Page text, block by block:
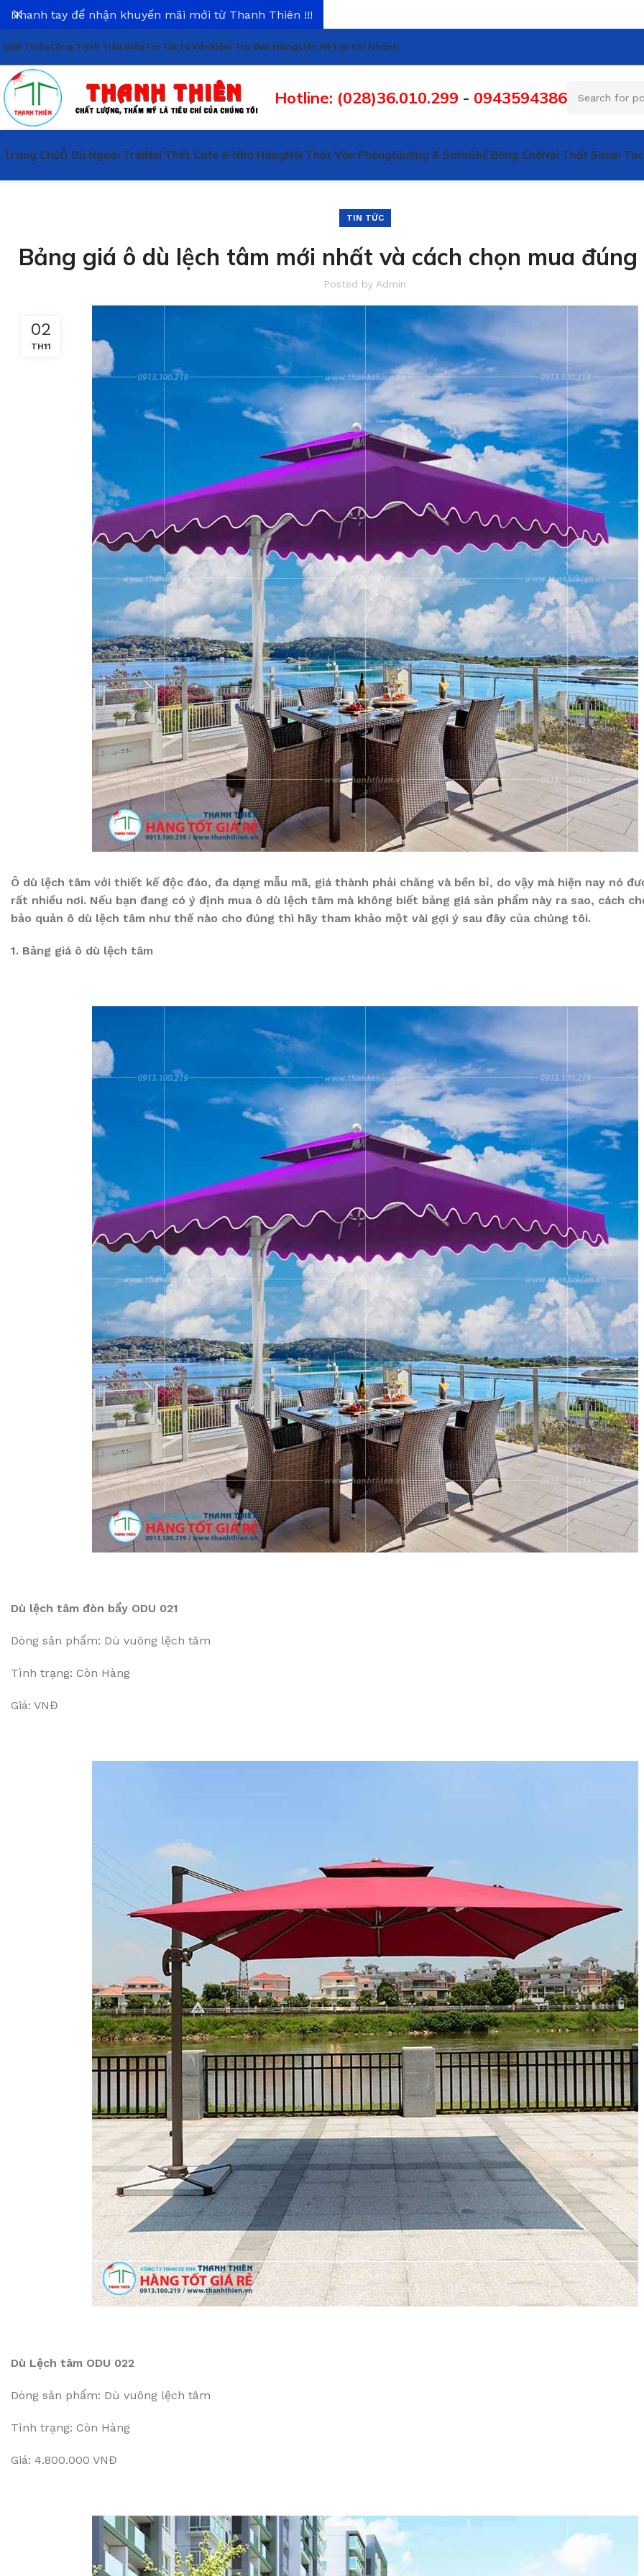
Giới ThiệuCông Trình Tiêu BiểuTin TứcTư VấnKiểm Tra Đơn HàngLiên HệTìm Chi Nhánh
Hotline: (028)36.010.299 - 0943594386
Trang ChủÔ Dù Ngoài TrờiNội Thất Cafe & Nhà HàngNội Thất Văn PhòngGiường & SofaGhế Băng ChờNội Thất Salon Tóc
TIN TỨC
Bảng giá ô dù lệch tâm mới nhất và cách chọn mua đúng
Posted by Admin
02
TH11
Ô dù lệch tâm với thiết kế độc đáo, đa dạng mẫu mã, giá thành phải chăng và bền bỉ, do vậy mà hiện nay nó
rất nhiều nơi. Nếu bạn đang có ý định mua ô dù lệch tâm mà không biết bảng giá sản phẩm này ra sao, cách
bảo quản ô dù lệch tâm như thế nào cho đúng thì hãy tham khảo một vài gợi ý sau đây của chúng tôi.
1. Bảng giá ô dù lệch tâm
Dù lệch tâm đòn bẩy ODU 021
Dòng sản phẩm: Dù vuông lệch tâm
Tình trạng: Còn Hàng
Giá: VNĐ
Dù Lệch tâm ODU 022
Dòng sản phẩm: Dù vuông lệch tâm
Tình trạng: Còn Hàng
Giá: 4.800.000 VNĐ
Nhanh tay để nhận khuyến mãi mới từ Thanh Thiên !!!